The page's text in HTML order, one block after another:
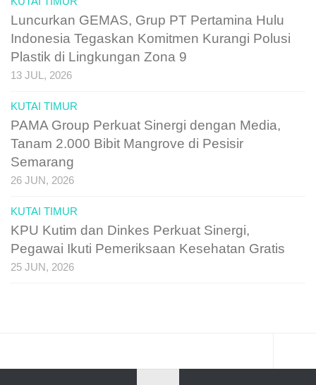
Luncurkan GEMAS, Grup PT Pertamina Hulu
Indonesia Tegaskan Komitmen Kurangi Polusi
Plastik di Lingkungan Zona 9
13 JUL, 2026
KUTAI TIMUR
PAMA Group Perkuat Sinergi dengan Media,
Tanam 2.000 Bibit Mangrove di Pesisir
Semarang
26 JUN, 2026
KUTAI TIMUR
KPU Kutim dan Dinkes Perkuat Sinergi,
Pegawai Ikuti Pemeriksaan Kesehatan Gratis
25 JUN, 2026